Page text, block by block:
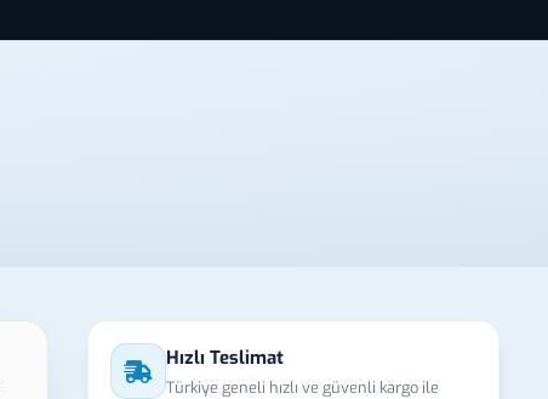
Hızlı Teslimat
Türkiye geneli hızlı ve güvenli kargo ile